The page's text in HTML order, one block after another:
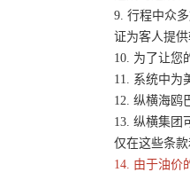
9. 行程中众
证为客人提供
10. 为了让您
11. 系统中为
12. 纵横海鸥
13. 纵横集团
仅在这些条
14. 由于油价